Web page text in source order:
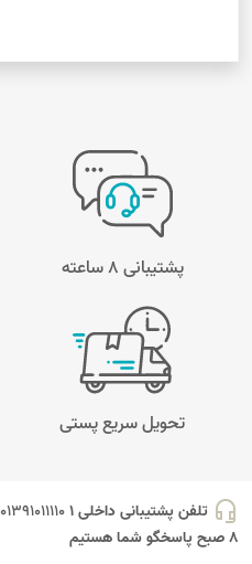
پشتیبانی 8 ساعته
تحویل سریع پستی
headset_mic تلفن پشتیبانی داخلی 1 01391011110 - 09034646082
8 صبح پاسخگو شما هستیم